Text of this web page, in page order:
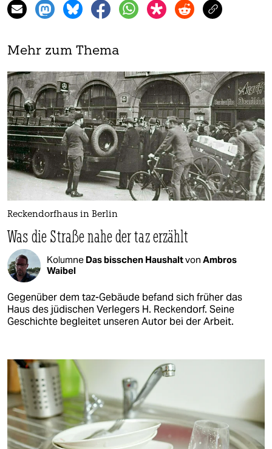
Mehr zum Thema
Reckendorfhaus in Berlin
Was die Straße nahe der taz erzählt
Kolumne Das bisschen Haushaltvon Ambros
Waibel
Gegenüber dem taz-Gebäude befand sich früher das
Haus des jüdischen Verlegers H. Reckendorf. Seine
Geschichte begleitet unseren Autor bei der Arbeit.